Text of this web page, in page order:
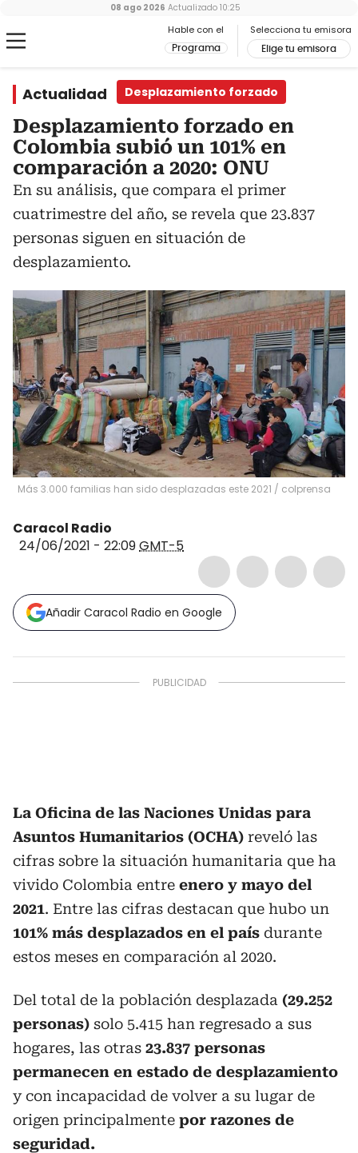
Hable con el
Programa
Selecciona tu emisora
Elige tu emisora
08 ago 2026 Actualizado 10:25
Actualidad Desplazamiento forzado
Desplazamiento forzado en
Colombia subió un 101% en
comparación a 2020: ONU
En su análisis, que compara el primer
cuatrimestre del año, se revela que 23.837
personas siguen en situación de
desplazamiento.
Más 3.000 familias han sido desplazadas este 2021 / colprensa
Caracol Radio
24/06/2021 - 22:09GMT-5
Añadir Caracol Radio en Google
La Oficina de las Naciones Unidas para
Asuntos Humanitarios (OCHA) reveló las
cifras sobre la situación humanitaria que ha
vivido Colombia entre enero y mayo del
2021. Entre las cifras destacan que hubo un
101% más desplazados en el país durante
estos meses en comparación al 2020.
Del total de la población desplazada (29.252
personas) solo 5.415 han regresado a sus
hogares, las otras 23.837 personas
permanecen en estado de desplazamiento
y con incapacidad de volver a su lugar de
origen principalmente por razones de
seguridad.